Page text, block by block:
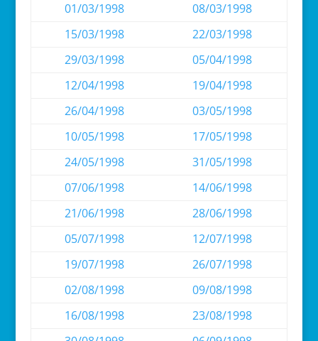
01/03/1998
08/03/1998
15/03/1998
22/03/1998
29/03/1998
05/04/1998
12/04/1998
19/04/1998
26/04/1998
03/05/1998
10/05/1998
17/05/1998
24/05/1998
31/05/1998
07/06/1998
14/06/1998
21/06/1998
28/06/1998
05/07/1998
12/07/1998
19/07/1998
26/07/1998
02/08/1998
09/08/1998
16/08/1998
23/08/1998